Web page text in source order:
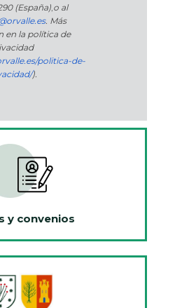
(España), o al
. Más
en la política de
politica-de-
).
y convenios